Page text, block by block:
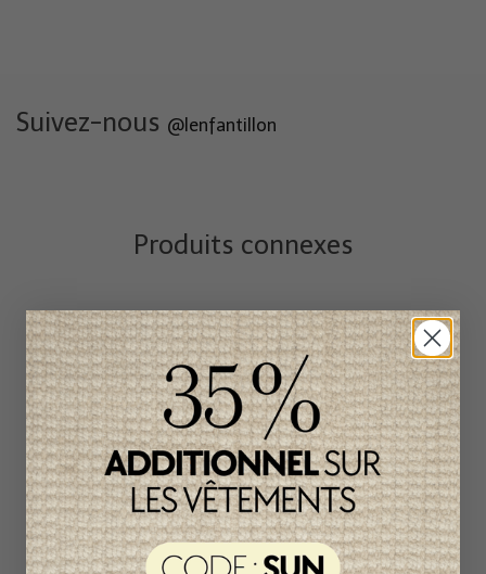
Suivez-nous @lenfantillon
Produits connexes